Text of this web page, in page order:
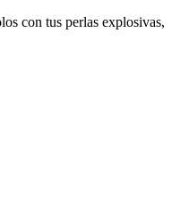
con tus perlas explosivas,